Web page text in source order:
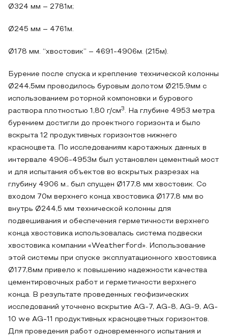
Ø324 мм – 2781м;
Ø245 мм – 4761м.
Ø178 мм. “хвостовик” – 4691-4906м. (215м).
Бурение после спуска и крепление технической колонны
Ø244,5мм проводилось буровым долотом Ø215,9мм с
использованием роторной компоновки и бурового
раствора плотностью 1,80 г/см3 . На глубине 4953 метра
бурением достигли до проектного горизонта и было
вскрыта 12 продуктивных горизонтов нижнего
красноцвета. По исследованиям каротажных данных в
интервале 4906-4953м был установлен цементный мост
и для испытания объектов во вскрытых разрезах на
глубину 4906 м., был спущен Ø177,8 мм хвостовик. Со
входом 70м верхнего конца хвостовика Ø177,8 мм во
внутрь Ø244,5 мм технической колонны для
подвешивания и обеспечения герметичности верхнего
конца хвостовика использовалась система подвески
хвостовика компании «Weatherford». Использование
этой системы при спуске эксплуатационного хвостовика
Ø177,8мм привело к повышению надежности качества
цементировочных работ и герметичности верхнего
конца. В результате проведенных геофизических
исследований уточнено вскрытие AG-7, AG-8, AG-9, AG-
10 we AG-11 продуктивных красноцветных горизонтов.
Для проведения работ одновременного испытания и